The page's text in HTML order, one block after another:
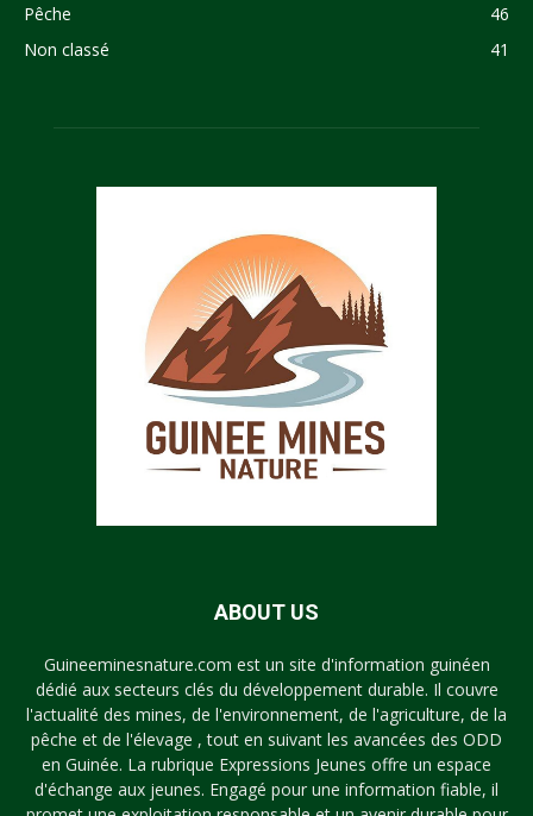
Pêche
46
Non classé
41
ABOUT US
Guineeminesnature.com est un site d'information guinéen
dédié aux secteurs clés du développement durable. Il couvre
l'actualité des mines, de l'environnement, de l'agriculture, de la
pêche et de l'élevage , tout en suivant les avancées des ODD
en Guinée. La rubrique Expressions Jeunes offre un espace
d'échange aux jeunes. Engagé pour une information fiable, il